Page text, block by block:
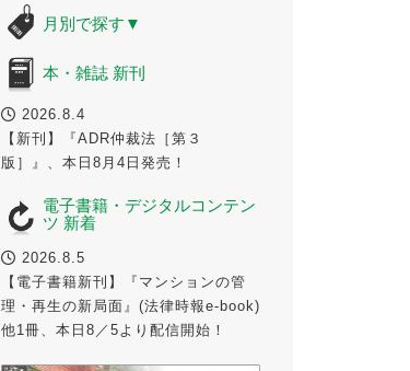
月別で探す ▼
本・雑誌 新刊
2026.8.4
【新刊】『ADR仲裁法［第３
版］』、本日8月4日発売！
電子書籍・デジタルコンテン
ツ 新着
2026.8.5
【電子書籍新刊】『マンションの管
理・再生の新局面』(法律時報e-book)
他1冊、本日8／5より配信開始！